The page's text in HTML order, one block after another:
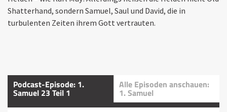
Shatterhand, sondern Samuel, Saul und David, die in
turbulenten Zeiten ihrem Gott vertrauten.
Podcast-Episode: 1.
Samuel 23 Teil 1
Alle Episoden anschauen:
1. Samuel